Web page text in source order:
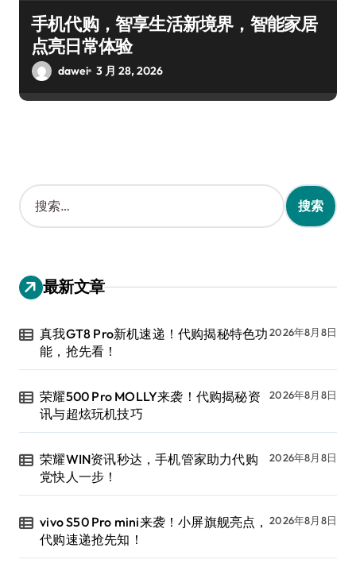
手机代购，智享生活新境界，智能家居
点亮日常体验
dawei 3 月 28, 2026
搜
索
：
最新文章
真我GT8 Pro新机速递！代购揭秘特色功
能，抢先看！
2026年8月8日
荣耀500 Pro MOLLY来袭！代购揭秘资
讯与超炫玩机技巧
2026年8月8日
荣耀WIN资讯秒达，手机管家助力代购
党快人一步！
2026年8月8日
vivo S50 Pro mini来袭！小屏旗舰亮点，
代购速递抢先知！
2026年8月8日